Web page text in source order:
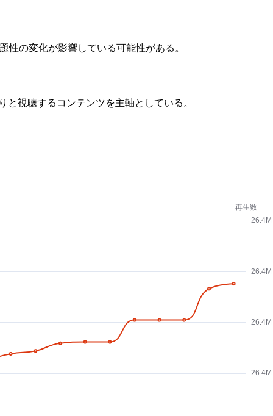
の変化が影響している可能性がある。
視聴するコンテンツを主軸としている。